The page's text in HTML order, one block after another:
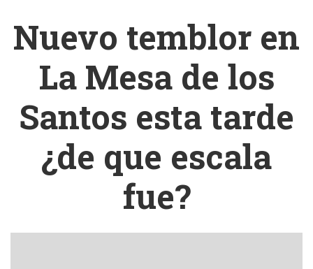
Nuevo temblor en
La Mesa de los
Santos esta tarde
¿de que escala
fue?